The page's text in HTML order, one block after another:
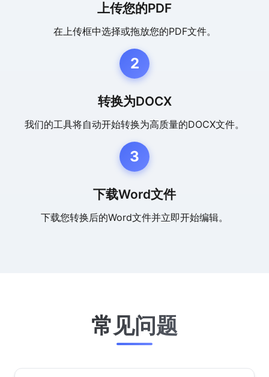
上传您的PDF
在上传框中选择或拖放您的PDF文件。
2
转换为DOCX
我们的工具将自动开始转换为高质量的DOCX文件。
3
下载Word文件
下载您转换后的Word文件并立即开始编辑。
常见问题